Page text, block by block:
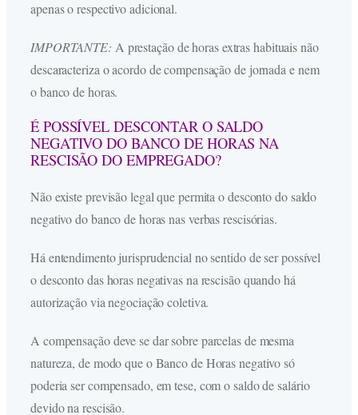
apenas o respectivo adicional.
IMPORTANTE: A prestação de horas extras habituais não
descaracteriza o acordo de compensação de jornada e nem
o banco de horas.
É POSSÍVEL DESCONTAR O SALDO
NEGATIVO DO BANCO DE HORAS NA
RESCISÃO DO EMPREGADO?
Não existe previsão legal que permita o desconto do saldo
negativo do banco de horas nas verbas rescisórias.
Há entendimento jurisprudencial no sentido de ser possível
o desconto das horas negativas na rescisão quando há
autorização via negociação coletiva.
A compensação deve se dar sobre parcelas de mesma
natureza, de modo que o Banco de Horas negativo só
poderia ser compensado, em tese, com o saldo de salário
devido na rescisão.